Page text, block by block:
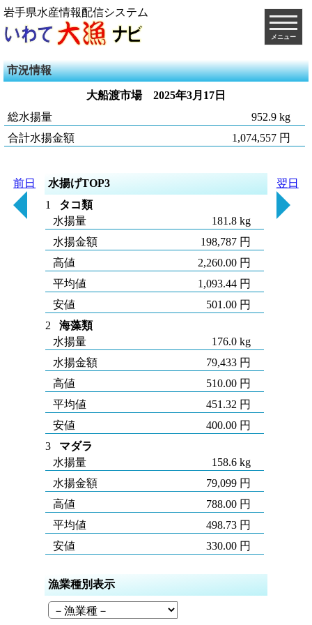
岩手県水産情報配信システム
メニュー
市況情報
大船渡市場
2025年3月17日
総水揚量
952.9 kg
合計水揚金額
1,074,557 円
前日
水揚げTOP3
1
タコ類
水揚量
181.8 kg
水揚金額
198,787 円
高値
2,260.00 円
平均値
1,093.44 円
安値
501.00 円
2
海藻類
水揚量
176.0 kg
水揚金額
79,433 円
高値
510.00 円
平均値
451.32 円
安値
400.00 円
3
マダラ
水揚量
158.6 kg
水揚金額
79,099 円
高値
788.00 円
平均値
498.73 円
安値
330.00 円
漁業種別表示
翌日